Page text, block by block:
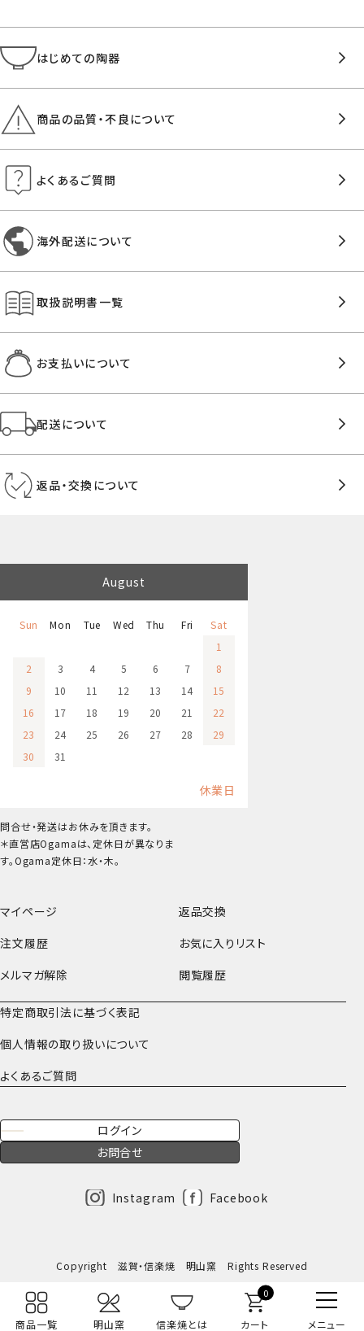
0
はじめての陶器
商品の品質・不良について
よくあるご質問
海外配送について
取扱説明書一覧
お支払いについて
配送について
返品・交換について
マイページ
返品交換
注文履歴
お気に入りリスト
メルマガ解除
閲覧履歴
特定商取引法に基づく表記
個人情報の取り扱いについて
よくあるご質問
ログイン
お問合せ
Instagram Facebook
August
Sun Mon Tue Wed Thu Fri
Sat
1
2
3 4 5 6 7
8
9
10 11 12 13 14
15
16
17 18 19 20 21
22
23
24 25 26 27 28
29
30
31
休業日
問合せ・発送はお休みを頂きます。
＊直営店Ogamaは、定休日が異なりま
す。Ogama定休日：水・木。
Copyright 滋賀・信楽焼 明山窯 Rights Reserved